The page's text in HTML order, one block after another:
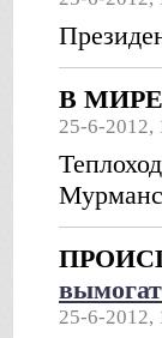
В МИРЕ
25-6-2012,
25-6-2012,